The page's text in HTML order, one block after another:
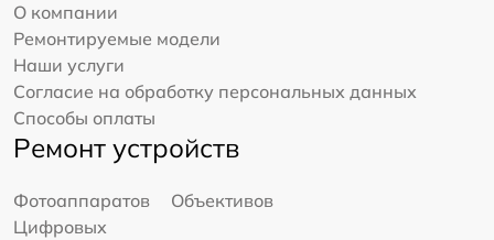
О компании
Ремонтируемые модели
Наши услуги
Согласие на обработку персональных данных
Способы оплаты
Ремонт устройств
Фотоаппаратов
Объективов
Цифровых